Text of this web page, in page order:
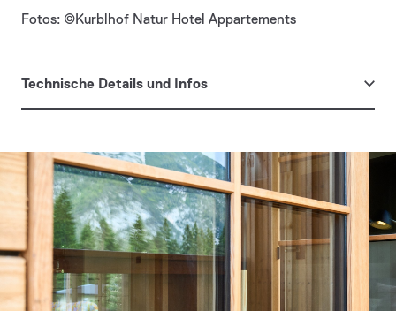
Fotos: ©Kurblhof Natur Hotel Appartements
Technische Details und Infos
Besonderheit Duokantel Tanne und Lärche unbehandelt
Baujahr 2023
Projektart Neubau